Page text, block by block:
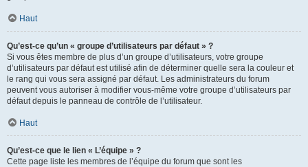
Haut
Qu’est-ce qu’un « groupe d’utilisateurs par défaut » ?
Si vous êtes membre de plus d’un groupe d’utilisateurs, votre groupe
d’utilisateurs par défaut est utilisé afin de déterminer quelle sera la couleur et
le rang qui vous sera assigné par défaut. Les administrateurs du forum
peuvent vous autoriser à modifier vous-même votre groupe d’utilisateurs par
défaut depuis le panneau de contrôle de l’utilisateur.
Haut
Qu’est-ce que le lien « L’équipe » ?
Cette page liste les membres de l’équipe du forum que sont les